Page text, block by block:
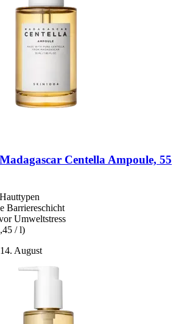
Madagascar Centella Ampoule, 55
Barriereschicht
Umweltstress
/ l)
August